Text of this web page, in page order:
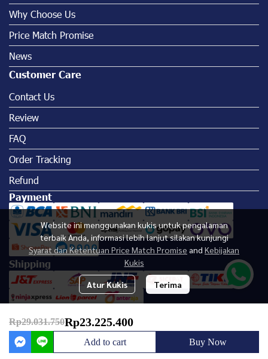
Rp29.031.750Rp23.225.400
Add to cart Buy Now
Website ini menggunakan kukis untuk pengalaman
terbaik Anda, informasi lebih lanjut silakan kunjungi
Syarat dan Ketentuan Price Match Promise and Kebijakan
Kukis
Atur Kukis Terima
Why Choose Us
Price Match Promise
News
Customer Care
Contact Us
Review
FAQ
Order Tracking
Refund
Payment
Shipping
Copyright | All Rights Reserved | Marine Maju Mandiri